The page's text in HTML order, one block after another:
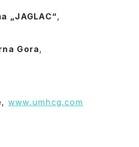
„JAGLAC“,
Gora,
, www.umhcg.com